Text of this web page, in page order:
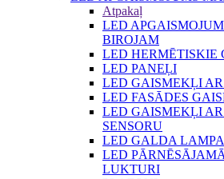
Atpakaļ
LED
BIROJAM
LED HERMĒTISKIE
LED PANEĻI
LED GAISMEKĻI
LED FASĀDES
LED GAISMEKĻI
SENSORU
LED GALDA
LED
LUKTURI